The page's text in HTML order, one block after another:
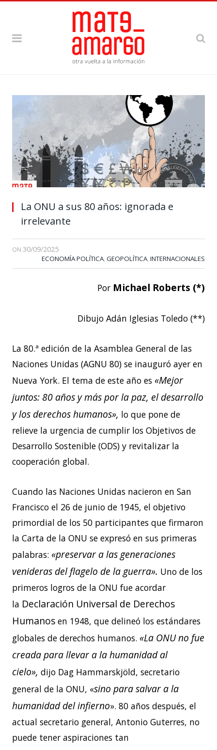
La ONU a sus 80 años: ignorada e
irrelevante
ON 30/09/2025
ECONOMÍA POLÍTICA, GEOPOLÍTICA, INTERNACIONALES
Por Michael Roberts (*)
Dibujo Adán Iglesias Toledo (**)
La 80.ª edición de la Asamblea General de las
Naciones Unidas (AGNU 80) se inauguró ayer en
Nueva York. El tema de este año es «Mejor
juntos: 80 años y más por la paz, el desarrollo
y los derechos humanos», lo que pone de
relieve la urgencia de cumplir los Objetivos de
Desarrollo Sostenible (ODS) y revitalizar la
cooperación global.
Cuando las Naciones Unidas nacieron en San
Francisco el 26 de junio de 1945, el objetivo
primordial de los 50 participantes que firmaron
la Carta de la ONU se expresó en sus primeras
palabras: «preservar a las generaciones
venideras del flagelo de la guerra». Uno de los
primeros logros de la ONU fue acordar
la Declaración Universal de Derechos
Humanos en 1948, que delineó los estándares
globales de derechos humanos. «La ONU no fue
creada para llevar a la humanidad al
cielo», dijo Dag Hammarskjöld, secretario
general de la ONU, «sino para salvar a la
humanidad del infierno». 80 años después, el
actual secretario general, Antonio Guterres, no
puede tener aspiraciones tan